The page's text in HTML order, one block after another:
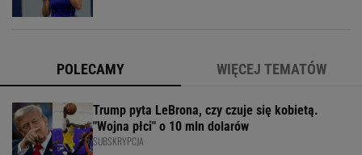
POLECAMY WIĘCEJ TEMATÓW
Trump pyta LeBrona, czy czuje się kobietą.
"Wojna płci" o 10 mln dolarów
SUBSKRYPCJA